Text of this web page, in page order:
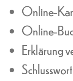
Online-
Online-
Erklärung
Schlusswort